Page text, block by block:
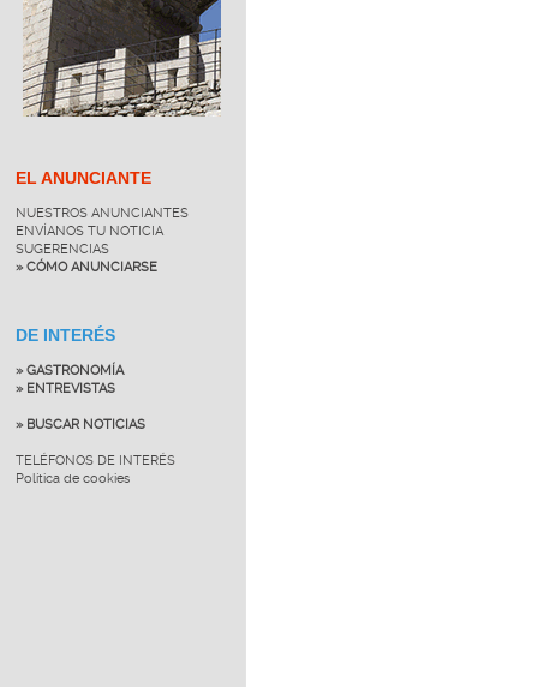
EL ANUNCIANTE
NUESTROS ANUNCIANTES
ENVÍANOS TU NOTICIA
SUGERENCIAS
» CÓMO ANUNCIARSE
DE INTERÉS
» GASTRONOMÍA
» ENTREVISTAS
» BUSCAR NOTICIAS
TELÉFONOS DE INTERÉS
Política de cookies